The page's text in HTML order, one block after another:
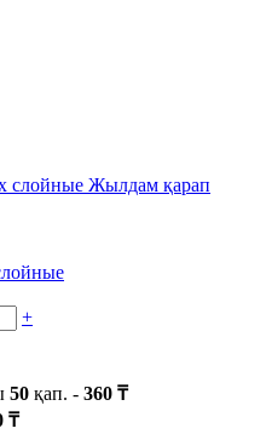
Жылдам қарап
+
50 қап. - 360 ₸
₸